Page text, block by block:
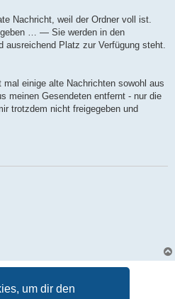
um dir den
Nachricht, weil der Ordner voll ist.
… — Sie werden in den
ausreichend Platz zur Verfügung steht.
einige alte Nachrichten sowohl aus
meinen Gesendeten entfernt - nur die
trotzdem nicht freigegeben und
• Seite1von 1